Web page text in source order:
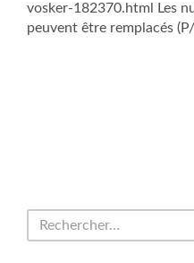
vosker-182370.html Les
peuvent être remplacés